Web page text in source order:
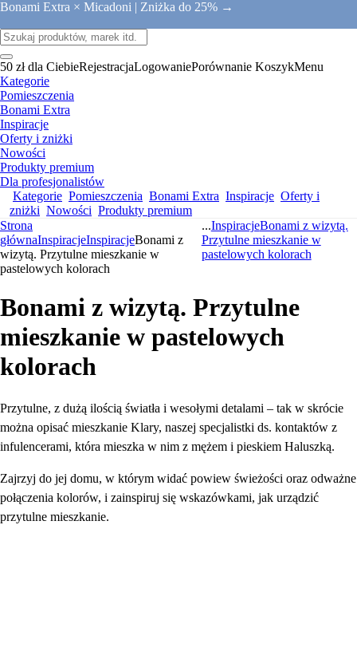
Bonami Extra × Micadoni | Zniżka do 25% →
50 zł dla CiebieRejestracjaLogowaniePorównanie KoszykMenu
Kategorie
Pomieszczenia
Bonami Extra
Inspiracje
Oferty i zniżki
Nowości
Produkty premium
Dla profesjonalistów
Kategorie Pomieszczenia Bonami Extra Inspiracje Oferty i
zniżki Nowości Produkty premium
Strona
głównaInspiracjeInspiracjeBonami z
wizytą. Przytulne mieszkanie w
pastelowych kolorach
...InspiracjeBonami z wizytą.
Przytulne mieszkanie w
pastelowych kolorach
Bonami z wizytą. Przytulne
mieszkanie w pastelowych
kolorach
Przytulne, z dużą ilością światła i wesołymi detalami – tak w skrócie
można opisać mieszkanie Klary, naszej specjalistki ds. kontaktów z
infulencerami, która mieszka w nim z mężem i pieskiem Haluszką.
Zajrzyj do jej domu, w którym widać powiew świeżości oraz odważne
połączenia kolorów, i zainspiruj się wskazówkami, jak urządzić
przytulne mieszkanie.